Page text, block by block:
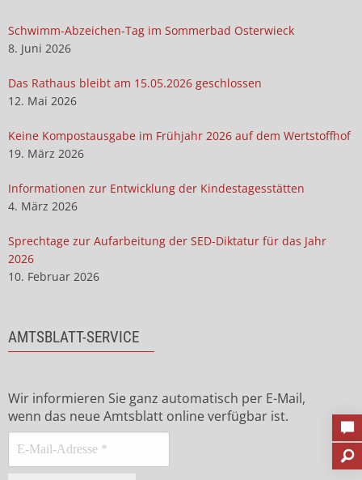
Schwimm-Abzeichen-Tag im Sommerbad Osterwieck
8. Juni 2026
Das Rathaus bleibt am 15.05.2026 geschlossen
12. Mai 2026
Keine Kompostausgabe im Frühjahr 2026 auf dem Wertstoffhof
19. März 2026
Informationen zur Entwicklung der Kindestagesstätten
4. März 2026
Sprechtage zur Aufarbeitung der SED-Diktatur für das Jahr
2026
10. Februar 2026
AMTSBLATT-SERVICE
Wir informieren Sie ganz automatisch per E-Mail,
wenn das neue Amtsblatt online verfügbar ist.